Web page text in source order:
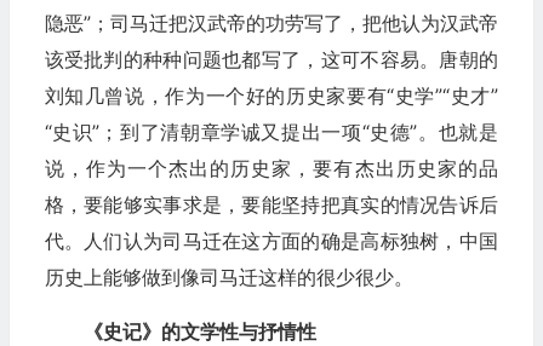
隐恶”；司马迁把汉武帝的功劳写了，把他认为汉武帝
该受批判的种种问题也都写了，这可不容易。唐朝的
刘知几曾说，作为一个好的历史家要有“史学”“史才”
“史识”；到了清朝章学诚又提出一项“史德”。也就是
说，作为一个杰出的历史家，要有杰出历史家的品
格，要能够实事求是，要能坚持把真实的情况告诉后
代。人们认为司马迁在这方面的确是高标独树，中国
历史上能够做到像司马迁这样的很少很少。
《史记》的文学性与抒情性